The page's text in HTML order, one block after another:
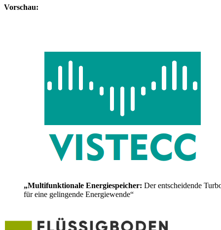
Vorschau:
„Multifunktionale Energiespeicher: Der entscheidende
für eine gelingende Energiewende“